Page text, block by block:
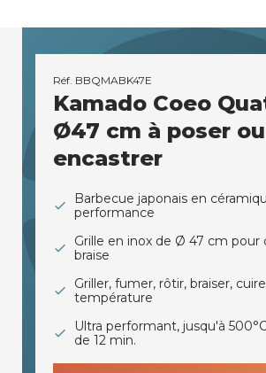
Réf. BBQMABK47E
Kamado Coeo
Ø47 cm à poser ou
encastrer
Barbecue japonais en
performance
Grille en inox de Ø 47 cm pour
braise
Griller, fumer, rôtir, braiser,
température
Ultra performant, jusqu'à
de 12 min.